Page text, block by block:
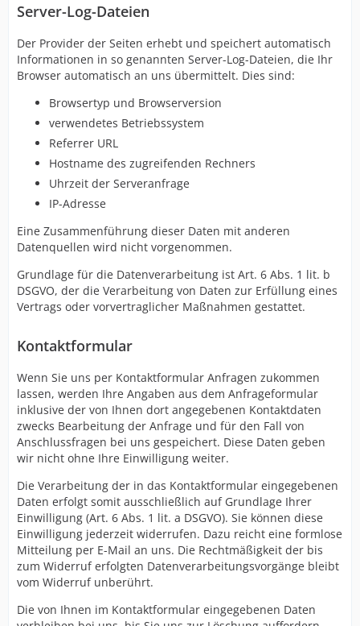
Server-Log-Dateien
Der Provider der Seiten erhebt und speichert automatisch
Informationen in so genannten Server-Log-Dateien, die Ihr
Browser automatisch an uns übermittelt. Dies sind:
Browsertyp und Browserversion
verwendetes Betriebssystem
Referrer URL
Hostname des zugreifenden Rechners
Uhrzeit der Serveranfrage
IP-Adresse
Eine Zusammenführung dieser Daten mit anderen
Datenquellen wird nicht vorgenommen.
Grundlage für die Datenverarbeitung ist Art. 6 Abs. 1 lit. b
DSGVO, der die Verarbeitung von Daten zur Erfüllung eines
Vertrags oder vorvertraglicher Maßnahmen gestattet.
Kontaktformular
Wenn Sie uns per Kontaktformular Anfragen zukommen
lassen, werden Ihre Angaben aus dem Anfrageformular
inklusive der von Ihnen dort angegebenen Kontaktdaten
zwecks Bearbeitung der Anfrage und für den Fall von
Anschlussfragen bei uns gespeichert. Diese Daten geben
wir nicht ohne Ihre Einwilligung weiter.
Die Verarbeitung der in das Kontaktformular eingegebenen
Daten erfolgt somit ausschließlich auf Grundlage Ihrer
Einwilligung (Art. 6 Abs. 1 lit. a DSGVO). Sie können diese
Einwilligung jederzeit widerrufen. Dazu reicht eine formlose
Mitteilung per E-Mail an uns. Die Rechtmäßigkeit der bis
zum Widerruf erfolgten Datenverarbeitungsvorgänge bleibt
vom Widerruf unberührt.
Die von Ihnen im Kontaktformular eingegebenen Daten